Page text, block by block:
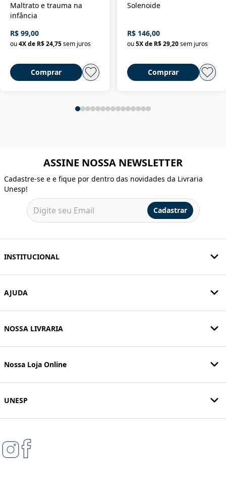
Maltrato e trauma na
infância
R$ 99,00
ou4X de R$ 24,75sem juros
Comprar
Solenoide
R$ 146,00
ou 5X de R$ 29,20 sem juros
Comprar
ASSINE NOSSA NEWSLETTER
Cadastre-se e e fique por dentro das novidades da Livraria
Unesp!
Cadastrar
INSTITUCIONAL
AJUDA
NOSSA LIVRARIA
Nossa Loja Online
UNESP